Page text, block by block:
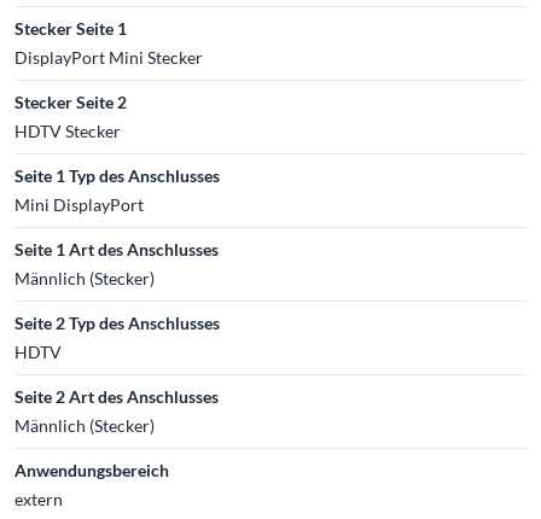
Stecker Seite 1
DisplayPort Mini Stecker
Stecker Seite 2
HDTV Stecker
Seite 1 Typ des Anschlusses
Mini DisplayPort
Seite 1 Art des Anschlusses
Männlich (Stecker)
Seite 2 Typ des Anschlusses
HDTV
Seite 2 Art des Anschlusses
Männlich (Stecker)
Anwendungsbereich
extern